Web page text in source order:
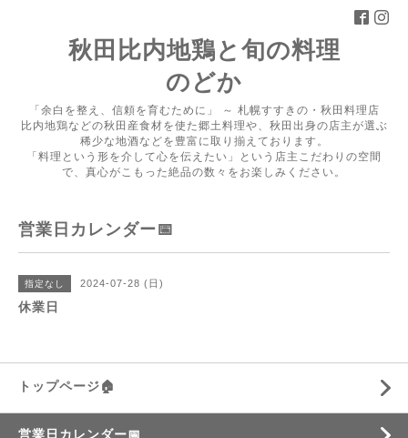
秋田比内地鶏と旬の料理
のどか
「余白を整え、信頼を育むために」 ～ 札幌すすきの・秋田料理店
比内地鶏などの秋田産食材を使た郷土料理や、秋田出身の店主が選ぶ
稀少な地酒などを豊富に取り揃えております。
「料理という形を介して心を伝えたい」という店主こだわりの空間
で、真心がこもった絶品の数々をお楽しみください。
営業日カレンダー📅
指定なし 2024-07-28 (日)
休業日
トップページ🏠
営業日カレンダー📅